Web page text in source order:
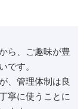
ら、ご趣味が豊
です。
、管理体制は良
寧に使うことに